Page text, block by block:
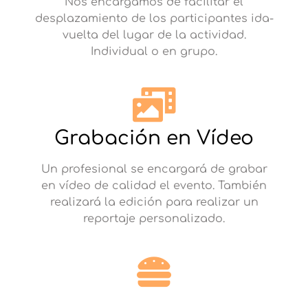
desplazamiento de los participantes ida-
vuelta del lugar de la actividad.
Individual o en grupo.
Grabación en Vídeo
Un profesional se encargará de grabar
en vídeo de calidad el evento. También
realizará la edición para realizar un
reportaje personalizado.